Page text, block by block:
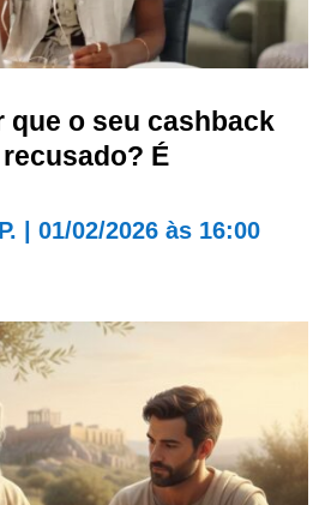
que o seu cashback
É
01/02/2026 às 16:00